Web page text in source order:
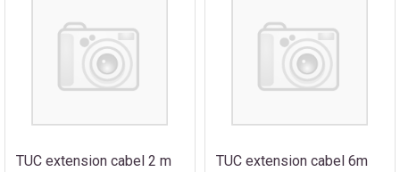
TUC extension cabel 2 m TUC extension cabel 6m